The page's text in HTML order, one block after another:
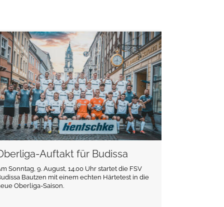
Auftakt für Budissa
Sonntag, 9. August, 14.00 Uhr startet die FSV
Bautzen mit einem echten Härtetest in die
Oberliga-Saison.
weiterlesen